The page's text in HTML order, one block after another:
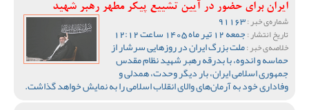
ایران برای حضور در آیین تشییع پیکر مطهر رهبر شهید
شماره‌ی خبر :
تاریخ انتشار :جمعه 12 تیر ماه 1405 ساعت 12:12
خلاصه‌ی خبر :ملت بزرگ ایران در روزهایی سرشار از
حماسه و اندوه، با بدرقه رهبر شهید نظام مقدس
جمهوری اسلامی ایران، بار دیگر وحدت، همدلی و
وفاداری خود به آرمان‌های والای انقلاب اسلامی را به نمایش خواهد گذاشت.